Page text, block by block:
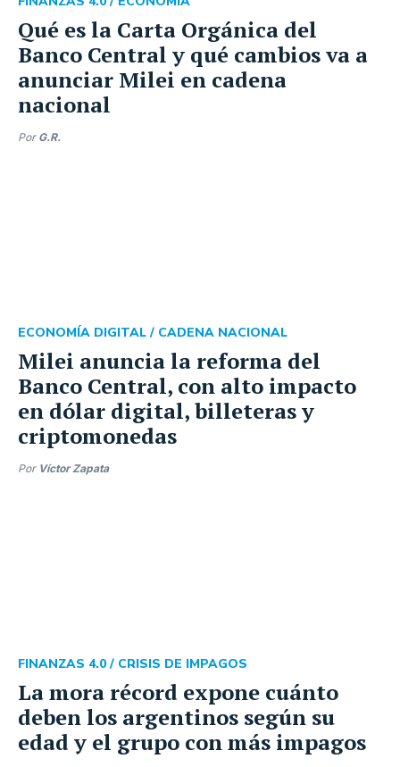
Qué es la Carta Orgánica del
Banco Central y qué cambios va a
anunciar Milei en cadena
nacional
Por G.R.
Milei anuncia la reforma del
Banco Central, con alto impacto
en dólar digital, billeteras y
criptomonedas
ECONOMÍA DIGITAL / CADENA NACIONAL
Por Víctor Zapata
La mora récord expone cuánto
deben los argentinos según su
edad y el grupo con más impagos
FINANZAS 4.0 / CRISIS DE IMPAGOS